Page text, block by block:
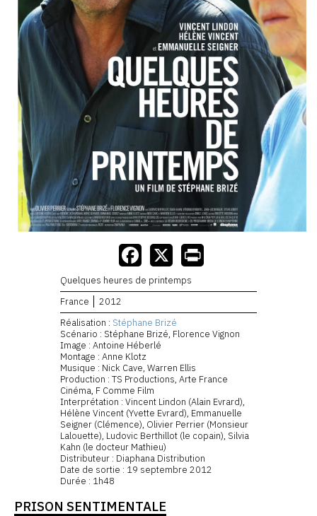
Quelques heures de printemps
France
2012
Réalisation : Stéphane Brizé
Scénario : Stéphane Brizé, Florence Vignon
Image : Antoine Héberlé
Montage : Anne Klotz
Musique : Nick Cave, Warren Ellis
Production : TS Productions, Arte France
Cinéma, F Comme Film
Interprétation : Vincent Lindon (Alain Evrard),
Hélène Vincent (Yvette Evrard), Emmanuelle
Seigner (Clémence), Olivier Perrier (Monsieur
Lalouette), Ludovic Berthillot (le copain), Silvia
Kahn (le docteur Mathieu)
Distributeur : Diaphana Distribution
Date de sortie : 19 septembre 2012
Durée : 1h48
PRISON SENTIMENTALE